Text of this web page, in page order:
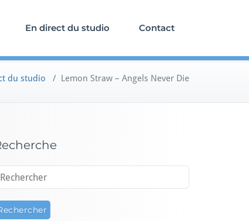
En direct du studio Contact
du studio / Lemon Straw – Angels Never Die